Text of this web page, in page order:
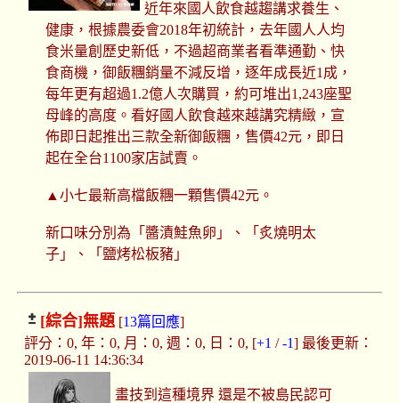
近年來國人飲食越趨講求養生、
健康，根據農委會2018年初統計，去年國人人均
食米量創歷史新低，不過超商業者看準通勤、快
食商機，御飯糰銷量不減反增，逐年成長近1成，
每年更有超過1.2億人次購買，約可堆出1,243座聖
母峰的高度。看好國人飲食越來越講究精緻，宣
佈即日起推出三款全新御飯糰，售價42元，即日
起在全台1100家店試賣。
▲小七最新高檔飯糰一顆售價42元。
新口味分別為「醬漬鮭魚卵」、「炙燒明太
子」、「鹽烤松板豬」
[綜合]無題[13篇回應]
評分：0, 年：0, 月：0, 週：0, 日：0, [+1 /-1] 最後更新：
2019-06-11 14:36:34
畫技到這種境界 還是不被島民認可